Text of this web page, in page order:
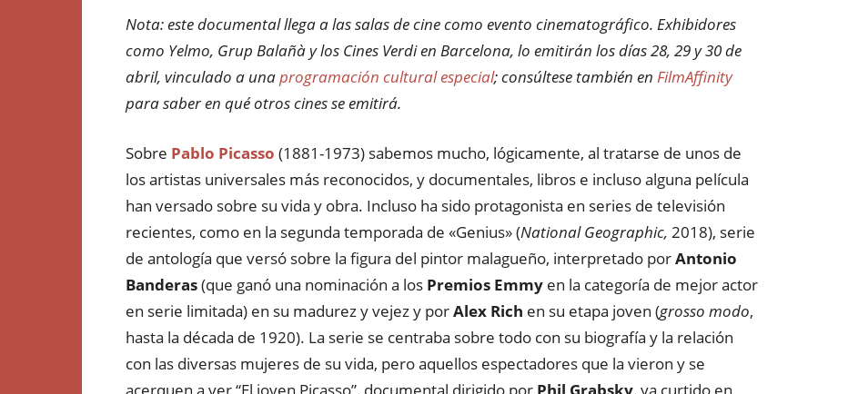
Nota: este documental llega a las salas de cine como evento cinematográfico. Exhibidores
como Yelmo, Grup Balañà y los Cines Verdi en Barcelona, lo emitirán los días 28, 29 y 30 de
abril, vinculado a unaprogramación cultural especial; consúltese también en FilmAffinity
para saber en qué otros cines se emitirá.
Sobre Pablo Picasso (1881-1973) sabemos mucho, lógicamente, al tratarse de unos de
los artistas universales más reconocidos, y documentales, libros e incluso alguna película
han versado sobre su vida y obra. Incluso ha sido protagonista en series de televisión
recientes, como en la segunda temporada de «Genius» (National Geographic, 2018), serie
de antología que versó sobre la figura del pintor malagueño, interpretado porAntonio
Banderas(que ganó una nominación a los Premios Emmy en la categoría de mejor actor
en serie limitada) en su madurez y vejez y porAlex Rich en su etapa joven (grosso modo,
hasta la década de 1920). La serie se centraba sobre todo con su biografía y la relación
con las diversas mujeres de su vida, pero aquellos espectadores que la vieron y se